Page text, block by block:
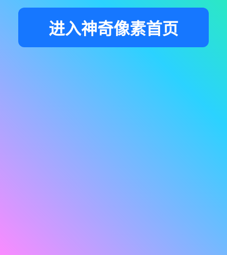
进入神奇像素首页